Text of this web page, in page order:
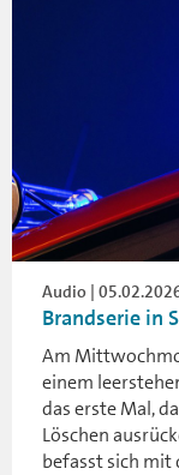
Audio |
Brandserie in
Am
einem
das erste Mal,
Löschen
befasst sich mit